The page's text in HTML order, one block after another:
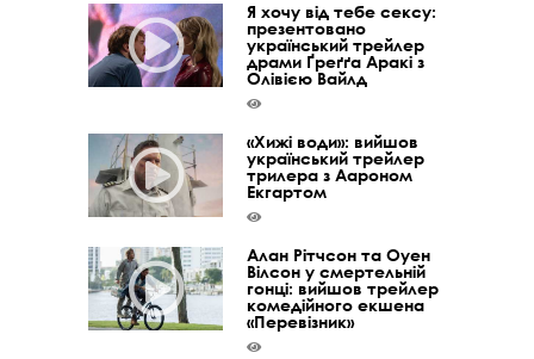
Я хочу від тебе сексу:
презентовано
український трейлер
драми Ґреґґа Аракі з
Олівією Вайлд
«Хижі води»: вийшов
український трейлер
трилера з Аароном
Екгартом
Алан Рітчсон та Оуен
Вілсон у смертельній
гонці: вийшов трейлер
комедійного екшена
«Перевізник»